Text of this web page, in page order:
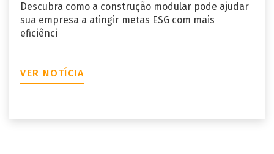
Descubra como a construção modular pode ajudar
sua empresa a atingir metas ESG com mais
eficiênci
VER NOTÍCIA